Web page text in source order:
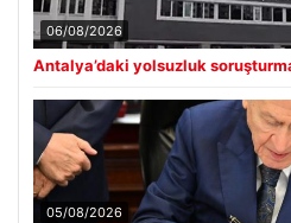
06/08/2026
Antalya’daki yolsuzluk
05/08/2026